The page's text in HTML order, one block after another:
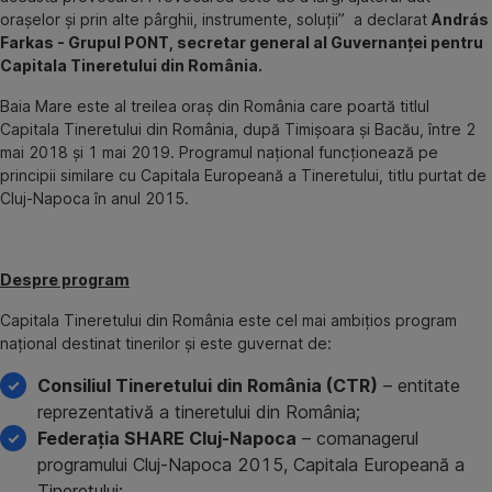
orașelor și prin alte pârghii, instrumente, soluții” a declarat András
Farkas - Grupul PONT, secretar general al Guvernanței pentru
Capitala Tineretului din România.
Baia Mare este al treilea oraș din România care poartă titlul
Capitala Tineretului din România, după Timișoara și Bacău, între 2
mai 2018 și 1 mai 2019. Programul național funcționează pe
principii similare cu Capitala Europeană a Tineretului, titlu purtat de
Cluj-Napoca în anul 2015.
Despre program
Capitala Tineretului din România este cel mai ambițios program
național destinat tinerilor și este guvernat de:
Consiliul Tineretului din România (CTR) – entitate
reprezentativă a tineretului din România;
Federația SHARE Cluj-Napoca – comanagerul
programului Cluj-Napoca 2015, Capitala Europeană a